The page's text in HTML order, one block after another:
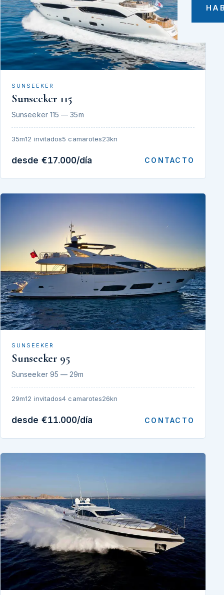
SUNSEEKER
Sunseeker 115
Sunseeker 115 — 35m
35m12 invitados5 camarotes23kn
desde €17.000/día CONTACTO
SUNSEEKER
Sunseeker 95
Sunseeker 95 — 29m
29m12 invitados4 camarotes26kn
desde €11.000/día CONTACTO